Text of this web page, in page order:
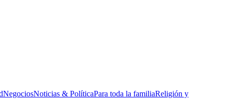
NegociosNoticias & PolíticaPara toda la familiaReligión y